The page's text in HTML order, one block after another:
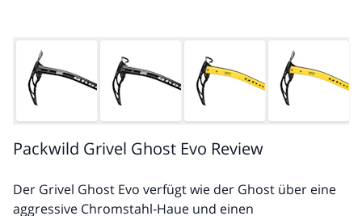
Packwild Grivel Ghost Evo Review
Der Grivel Ghost Evo verfügt wie der Ghost über eine
aggressive Chromstahl-Haue und einen